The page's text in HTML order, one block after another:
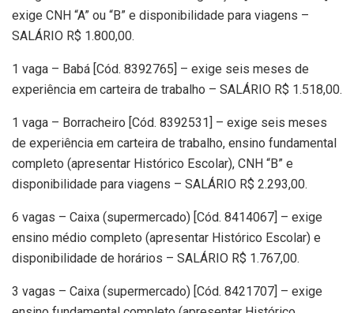
exige CNH “A” ou “B” e disponibilidade para viagens –
SALÁRIO R$ 1.800,00.
1 vaga – Babá [Cód. 8392765] – exige seis meses de
experiência em carteira de trabalho – SALÁRIO R$ 1.518,00.
1 vaga – Borracheiro [Cód. 8392531] – exige seis meses
de experiência em carteira de trabalho, ensino fundamental
completo (apresentar Histórico Escolar), CNH “B” e
disponibilidade para viagens – SALÁRIO R$ 2.293,00.
6 vagas – Caixa (supermercado) [Cód. 8414067] – exige
ensino médio completo (apresentar Histórico Escolar) e
disponibilidade de horários – SALÁRIO R$ 1.767,00.
3 vagas – Caixa (supermercado) [Cód. 8421707] – exige